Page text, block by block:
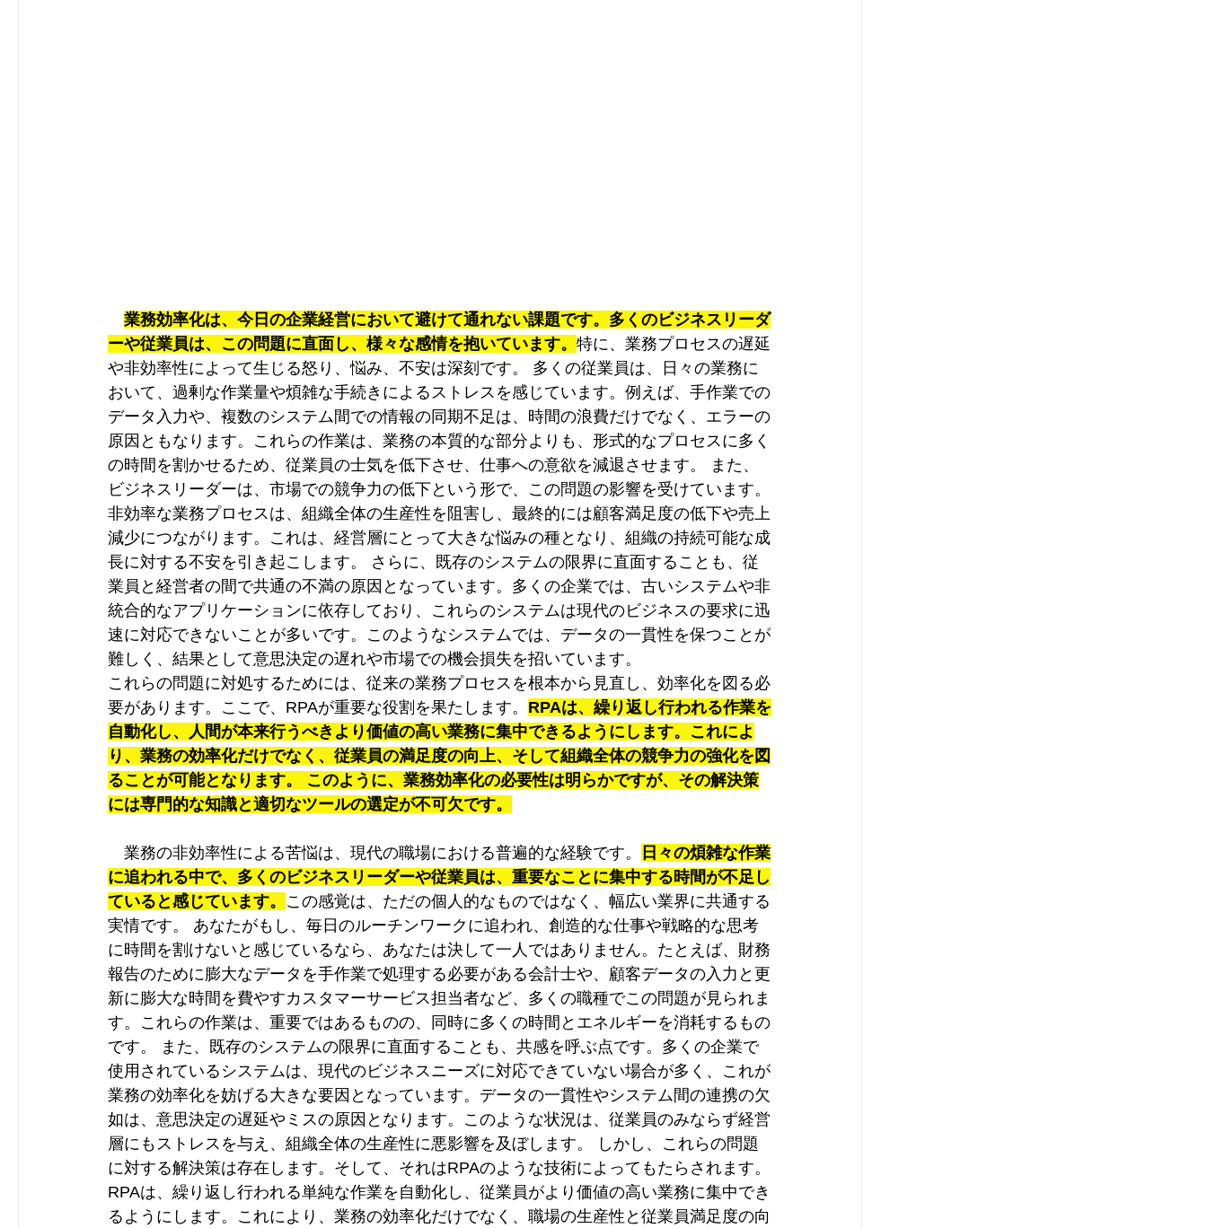
業務効率化は、今日の企業経営において避けて通れない課題です。多くのビジネスリーダ
ーや従業員は、この問題に直面し、様々な感情を抱いています。 特に、業務プロセスの遅延
や非効率性によって生じる怒り、悩み、不安は深刻です。 多くの従業員は、日々の業務に
おいて、過剰な作業量や煩雑な手続きによるストレスを感じています。例えば、手作業での
データ入力や、複数のシステム間での情報の同期不足は、時間の浪費だけでなく、エラーの
原因ともなります。これらの作業は、業務の本質的な部分よりも、形式的なプロセスに多く
の時間を割かせるため、従業員の士気を低下させ、仕事への意欲を減退させます。 また、
ビジネスリーダーは、市場での競争力の低下という形で、この問題の影響を受けています。
非効率な業務プロセスは、組織全体の生産性を阻害し、最終的には顧客満足度の低下や売上
減少につながります。これは、経営層にとって大きな悩みの種となり、組織の持続可能な成
長に対する不安を引き起こします。 さらに、既存のシステムの限界に直面することも、従
業員と経営者の間で共通の不満の原因となっています。多くの企業では、古いシステムや非
統合的なアプリケーションに依存しており、これらのシステムは現代のビジネスの要求に迅
速に対応できないことが多いです。このようなシステムでは、データの一貫性を保つことが
難しく、結果として意思決定の遅れや市場での機会損失を招いています。
これらの問題に対処するためには、従来の業務プロセスを根本から見直し、効率化を図る必
要があります。ここで、RPAが重要な役割を果たします。 RPAは、繰り返し行われる作業を
自動化し、人間が本来行うべきより価値の高い業務に集中できるようにします。これによ
り、業務の効率化だけでなく、従業員の満足度の向上、そして組織全体の競争力の強化を図
ることが可能となります。 このように、業務効率化の必要性は明らかですが、その解決策
には専門的な知識と適切なツールの選定が不可欠です。
業務の非効率性による苦悩は、現代の職場における普遍的な経験です。
日々の煩雑な作業
に追われる中で、多くのビジネスリーダーや従業員は、重要なことに集中する時間が不足し
ていると感じています。 この感覚は、ただの個人的なものではなく、幅広い業界に共通する
実情です。 あなたがもし、毎日のルーチンワークに追われ、創造的な仕事や戦略的な思考
に時間を割けないと感じているなら、あなたは決して一人ではありません。たとえば、財務
報告のために膨大なデータを手作業で処理する必要がある会計士や、顧客データの入力と更
新に膨大な時間を費やすカスタマーサービス担当者など、多くの職種でこの問題が見られま
す。これらの作業は、重要ではあるものの、同時に多くの時間とエネルギーを消耗するもの
です。 また、既存のシステムの限界に直面することも、共感を呼ぶ点です。多くの企業で
使用されているシステムは、現代のビジネスニーズに対応できていない場合が多く、これが
業務の効率化を妨げる大きな要因となっています。データの一貫性やシステム間の連携の欠
如は、意思決定の遅延やミスの原因となります。このような状況は、従業員のみならず経営
層にもストレスを与え、組織全体の生産性に悪影響を及ぼします。 しかし、これらの問題
に対する解決策は存在します。そして、それはRPAのような技術によってもたらされます。
RPAは、繰り返し行われる単純な作業を自動化し、従業員がより価値の高い業務に集中でき
るようにします。これにより、業務の効率化だけでなく、職場の生産性と従業員満足度の向